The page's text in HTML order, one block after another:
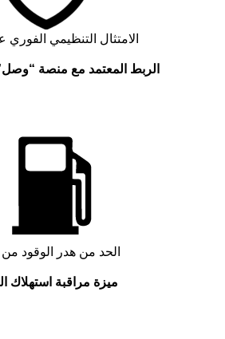
الامتثال التنظيمي الفوري
الربط المعتمد مع منصة “وصل”
الحد من هدر الوقود من
ميزة مراقبة استهلاك